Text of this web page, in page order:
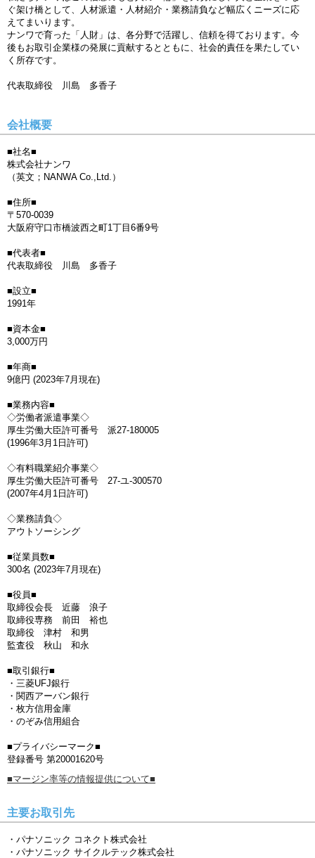
ぐ架け橋として、人材派遣・人材紹介・業務請負など幅広くニーズに応
えてまいります。
ナンワで育った「人財」は、各分野で活躍し、信頼を得ております。今
後もお取引企業様の発展に貢献するとともに、社会的責任を果たしてい
く所存です。
代表取締役 川島 多香子
会社概要
■社名■
株式会社ナンワ
（英文；NANWA Co.,Ltd.）
■住所■
〒570-0039
大阪府守口市橋波西之町1丁目6番9号
■代表者■
代表取締役 川島 多香子
■設立■
1991年
■資本金■
3,000万円
■年商■
9億円 (2023年7月現在)
■業務内容■
◇労働者派遣事業◇
厚生労働大臣許可番号 派27-180005
(1996年3月1日許可)
◇有料職業紹介事業◇
厚生労働大臣許可番号 27-ユ-300570
(2007年4月1日許可)
◇業務請負◇
アウトソーシング
■従業員数■
300名 (2023年7月現在)
■役員■
取締役会長 近藤 浪子
取締役専務 前田 裕也
取締役 津村 和男
監査役 秋山 和永
■取引銀行■
・三菱UFJ銀行
・関西アーバン銀行
・枚方信用金庫
・のぞみ信用組合
■プライバシーマーク■
登録番号 第20001620号
■マージン率等の情報提供について■
主要お取引先
・パナソニック コネクト株式会社
・パナソニック サイクルテック株式会社